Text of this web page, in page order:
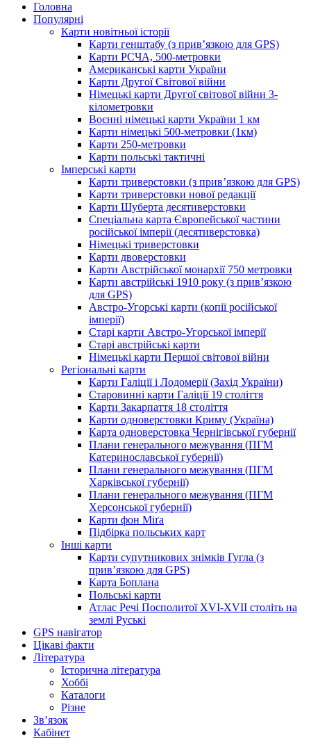
Головна
Популярні
Карти новітньої історії
Карти генштабу (з прив’язкою для GPS)
Карти РСЧА, 500-метровки
Американські карти України
Карти Другої Світової війни
Німецькі карти Другої світової війни 3-
кілометровки
Воєнні німецькі карти України 1 км
Карти німецькі 500-метровки (1км)
Карти 250-метровки
Карти польські тактичні
Імперські карти
Карти триверстовки (з прив’язкою для GPS)
Карти триверстовки нової редакції
Карти Шуберта десятиверстовки
Спеціальна карта Європейської частини
російської імперії (десятиверстовка)
Німецькі триверстовки
Карти двоверстовки
Карти Австрійської монархії 750 метровки
Карти австрійські 1910 року (з прив’язкою
для GPS)
Австро-Угорські карти (копії російської
імперії)
Старі карти Австро-Угорської імперії
Старі австрійські карти
Німецькі карти Першої світової війни
Регіональні карти
Карти Галіції і Лодомерії (Захід України)
Старовинні карти Галіції 19 століття
Карти Закарпаття 18 століття
Карти одноверстовки Криму (Україна)
Карта одноверстовка Чернігівської губернії
Плани генерального межування (ПГМ
Катеринославської губернії)
Плани генерального межування (ПГМ
Харківської губернії)
Плани генерального межування (ПГМ
Херсонської губернії)
Карти фон Міґа
Підбірка польських карт
Інші карти
Карти супутникових знімків Гугла (з
прив’язкою для GPS)
Карта Боплана
Польські карти
Атлас Речі Посполитої XVI-XVII століть на
землі Руські
GPS навігатор
Цікаві факти
Література
Історична література
Хоббі
Каталоги
Різне
Зв’язок
Кабінет